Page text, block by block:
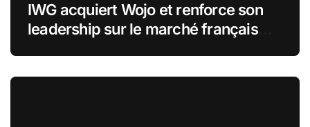
IWG acquiert Wojo et renforce son
leadership sur le marché français